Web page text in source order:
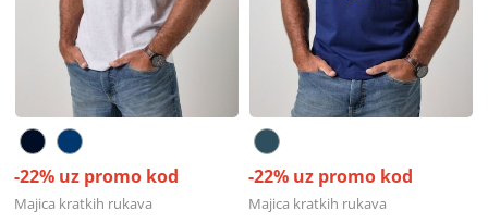
-22% uz promo kod
Majica kratkih rukava
-22% uz promo kod
Majica kratkih rukava